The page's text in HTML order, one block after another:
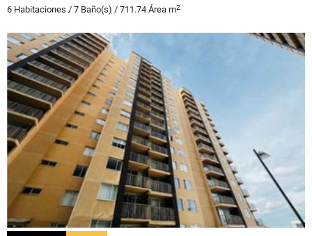
6 Habitaciones / 7 Baño(s) / 711.74 Área m2